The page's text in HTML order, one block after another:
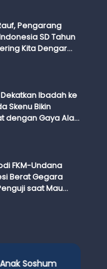
Pengarang
SD Tahun
Kita Dengar
Ibadah ke
Skenu Bikin
dengan Gaya Ala
FKM-Undana
Berat Gegara
saat Mau
Soshum